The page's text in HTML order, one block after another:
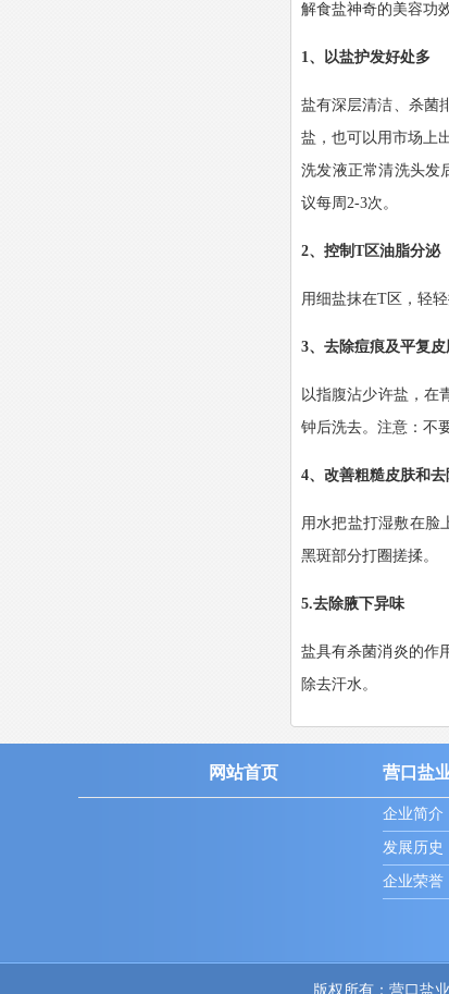
解食盐神奇的美容功效
1、以盐护发好处多
盐有深层清洁、杀菌
盐，也可以用市场上
洗发液正常清洗头发
议每周2-3次。
2、控制T区油脂分泌
用细盐抹在T区，轻
3、去除痘痕及平复
以指腹沾少许盐，在
钟后洗去。注意：不
4、改善粗糙皮肤和
用水把盐打湿敷在脸
黑斑部分打圈搓揉。
5.去除腋下异味
盐具有杀菌消炎的作
除去汗水。
网站首页 营口盐
企业简介
发展历史
企业荣誉
版权所有：营口盐